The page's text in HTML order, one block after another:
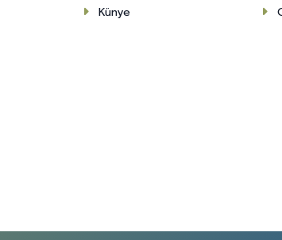
Künye